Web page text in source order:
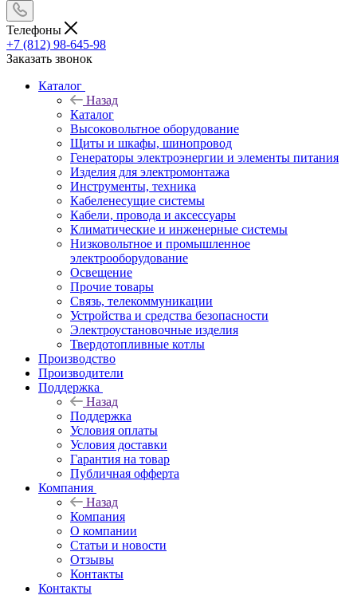
Телефоны
+7 (812) 98-645-98
Заказать звонок
Каталог
Назад
Каталог
Высоковольтное оборудование
Щиты и шкафы, шинопровод
Генераторы электроэнергии и элементы питания
Изделия для электромонтажа
Инструменты, техника
Кабеленесущие системы
Кабели, провода и аксессуары
Климатические и инженерные системы
Низковольтное и промышленное
электрооборудование
Освещение
Прочие товары
Связь, телекоммуникации
Устройства и средства безопасности
Электроустановочные изделия
Твердотопливные котлы
Производство
Производители
Поддержка
Назад
Поддержка
Условия оплаты
Условия доставки
Гарантия на товар
Публичная офферта
Компания
Назад
Компания
О компании
Статьи и новости
Отзывы
Контакты
Контакты